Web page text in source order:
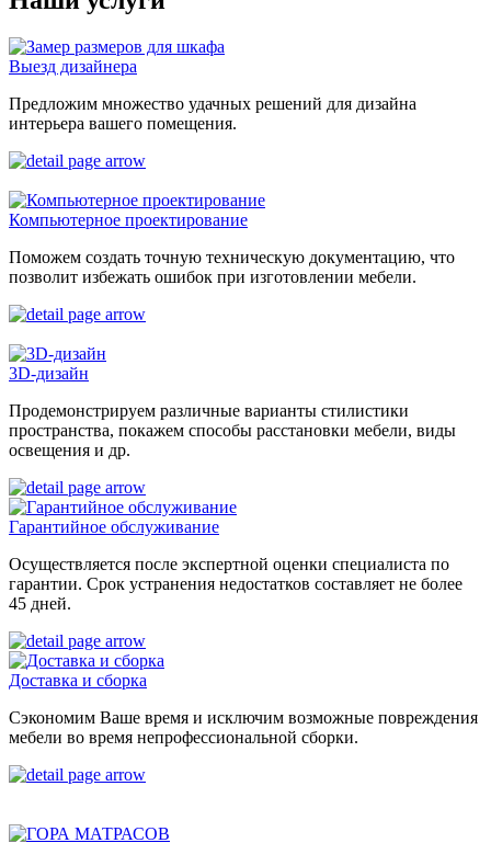
Выезд дизайнера
Предложим множество удачных решений для дизайна
интерьера вашего помещения.
Компьютерное проектирование
Поможем создать точную техническую документацию, что
позволит избежать ошибок при изготовлении мебели.
3D-дизайн
Продемонстрируем различные варианты стилистики
пространства, покажем способы расстановки мебели, виды
освещения и др.
Гарантийное обслуживание
Осуществляется после экспертной оценки специалиста по
гарантии. Срок устранения недостатков составляет не более
45 дней.
Доставка и сборка
Сэкономим Ваше время и исключим возможные повреждения
мебели во время непрофессиональной сборки.